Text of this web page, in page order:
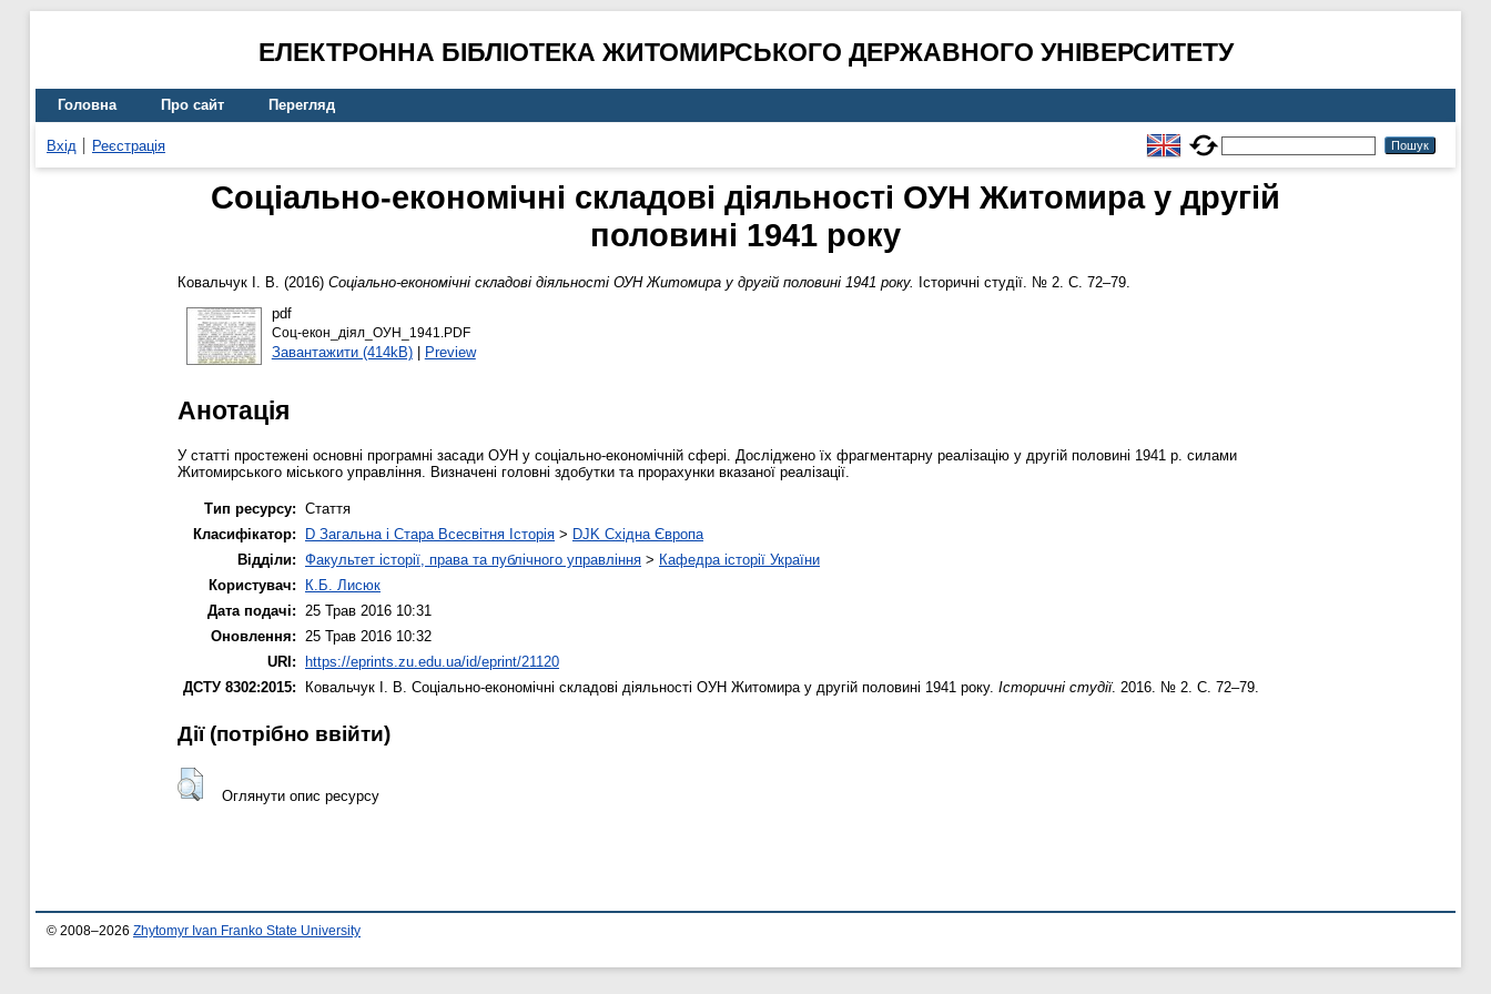
ЕЛЕКТРОННА БІБЛІОТЕКА ЖИТОМИРСЬКОГО ДЕРЖАВНОГО УНІВЕРСИТЕТУ
Головна Про сайт Перегляд
Вхід Реєстрація
Соціально-економічні складові діяльності ОУН Житомира у другій
половині 1941 року
Ковальчук І. В. (2016) Соціально-економічні складові діяльності ОУН Житомира у другій половині 1941 року.
Історичні студії. № 2. С. 72–79.
pdf
Соц-екон_діял_ОУН_1941.PDF
Завантажити (414kB)| Preview
Анотація
У статті простежені основні програмні засади ОУН у соціально-економічній сфері. Досліджено їх фрагментарну реалізацію у другій половині 1941 р. силами
Житомирського міського управління. Визначені головні здобутки та прорахунки вказаної реалізації.
Тип ресурсу: Стаття
Класифікатор:
D Загальна і Стара Всесвітня Історія > DJK Східна Європа
Відділи: Факультет історії, права та публічного управління > Кафедра історії України
Користувач:
К.Б. Лисюк
Дата подачі:
25 Трав 2016 10:31
Оновлення:
25 Трав 2016 10:32
URI: https://eprints.zu.edu.ua/id/eprint/21120
ДСТУ 8302:2015:
Ковальчук І. В. Соціально-економічні складові діяльності ОУН Житомира у другій половині 1941 року. Історичні студії. 2016. № 2. С. 72–79.
Дії ​​(потрібно ввійти)
Оглянути опис ресурсу
© 2008–2026 Zhytomyr Ivan Franko State University